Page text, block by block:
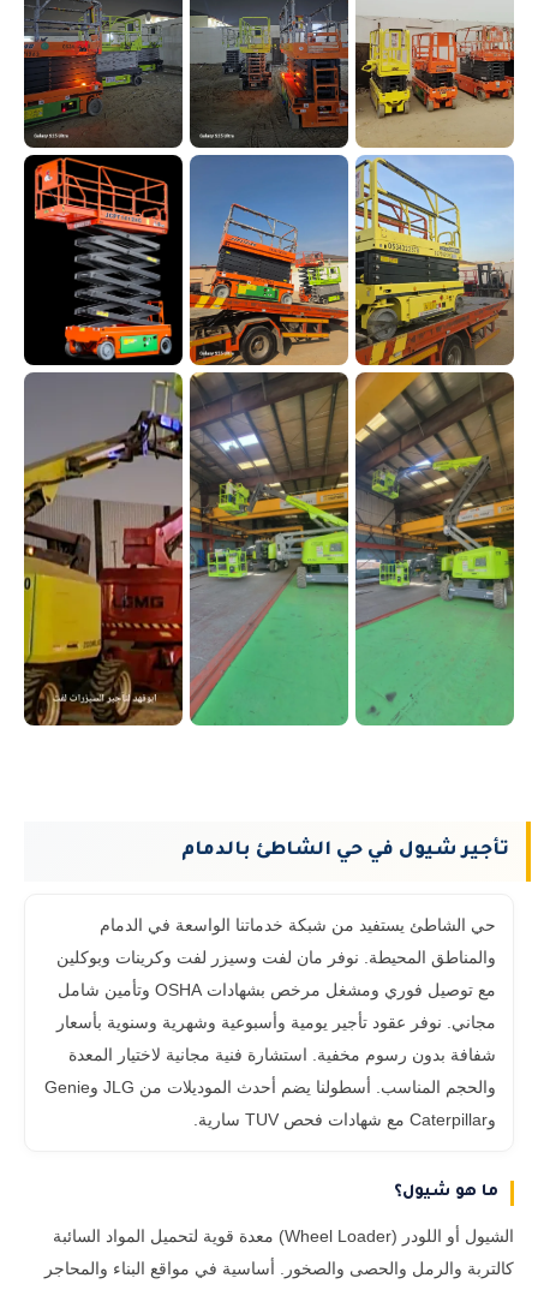
تأجير شيول في حي الشاطئ بالدمام
حي الشاطئ يستفيد من شبكة خدماتنا الواسعة في الدمام
والمناطق المحيطة. نوفر مان لفت وسيزر لفت وكرينات وبوكلين
مع توصيل فوري ومشغل مرخص بشهادات OSHA وتأمين شامل
مجاني. نوفر عقود تأجير يومية وأسبوعية وشهرية وسنوية بأسعار
شفافة بدون رسوم مخفية. استشارة فنية مجانية لاختيار المعدة
والحجم المناسب. أسطولنا يضم أحدث الموديلات من JLG وGenie
وCaterpillar مع شهادات فحص TUV سارية.
ما هو شيول؟
الشيول أو اللودر (Wheel Loader) معدة قوية لتحميل المواد السائبة
كالتربة والرمل والحصى والصخور. أساسية في مواقع البناء والمحاجر